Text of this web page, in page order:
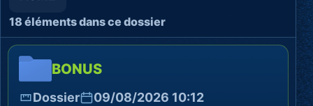
18 éléments dans ce dossier
BONUS
Dossier 09/08/2026 10:12